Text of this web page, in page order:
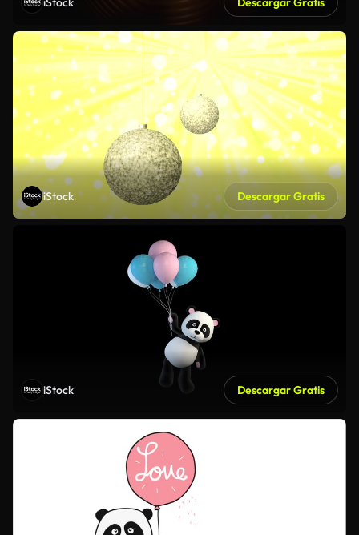
iStock Descargar Gratis
iStock Descargar Gratis